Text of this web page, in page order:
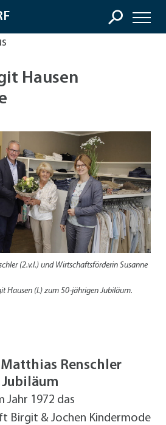
Hausen
(2.v.l.) und Wirtschaftsförderin Susanne
Hausen (l.) zum 50-jährigen Jubiläum.
Renschler
Jahr 1972 das
Birgit & Jochen Kindermode